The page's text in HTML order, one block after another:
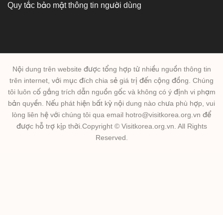
Quy tắc bảo mật thông tin người dùng
Nội dung trên website được tổng hợp từ nhiều nguồn thông tin
trên internet, với mục đích chia sẻ giá trị đến cộng đồng. Chúng
tôi luôn cố gắng trích dẫn nguồn gốc và không có ý định vi phạm
bản quyền. Nếu phát hiện bất kỳ nội dung nào chưa phù hợp, vui
lòng liên hệ với chúng tôi qua email hotro@visitkorea.org.vn để
được hỗ trợ kịp thời.Copyright © Visitkorea.org.vn. All Rights
Reserved.